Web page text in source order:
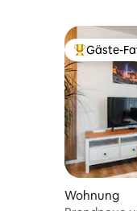
Beliebter
Gäste-
Wohnung